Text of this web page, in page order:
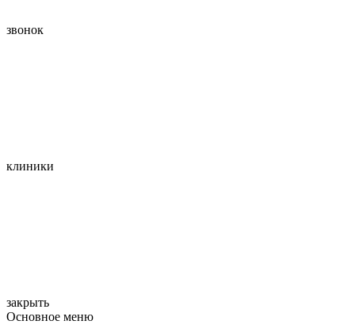
звонок
клиники
закрыть
Основное меню